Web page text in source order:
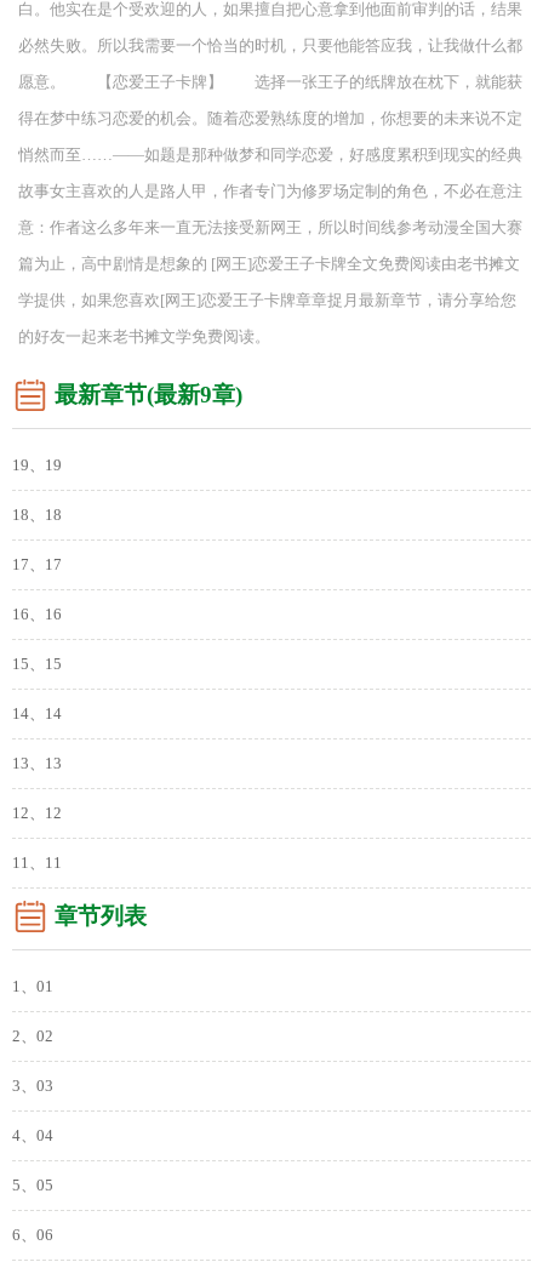
白。他实在是个受欢迎的人，如果擅自把心意拿到他面前审判的话，结果
必然失败。所以我需要一个恰当的时机，只要他能答应我，让我做什么都
愿意。 【恋爱王子卡牌】 选择一张王子的纸牌放在枕下，就能获
得在梦中练习恋爱的机会。随着恋爱熟练度的增加，你想要的未来说不定
悄然而至……——如题是那种做梦和同学恋爱，好感度累积到现实的经典
故事女主喜欢的人是路人甲，作者专门为修罗场定制的角色，不必在意注
意：作者这么多年来一直无法接受新网王，所以时间线参考动漫全国大赛
篇为止，高中剧情是想象的 [网王]恋爱王子卡牌全文免费阅读由老书摊文
学提供，如果您喜欢[网王]恋爱王子卡牌章章捉月最新章节，请分享给您
的好友一起来老书摊文学免费阅读。
最新章节(最新9章)
19、19
18、18
17、17
16、16
15、15
14、14
13、13
12、12
11、11
章节列表
1、01
2、02
3、03
4、04
5、05
6、06